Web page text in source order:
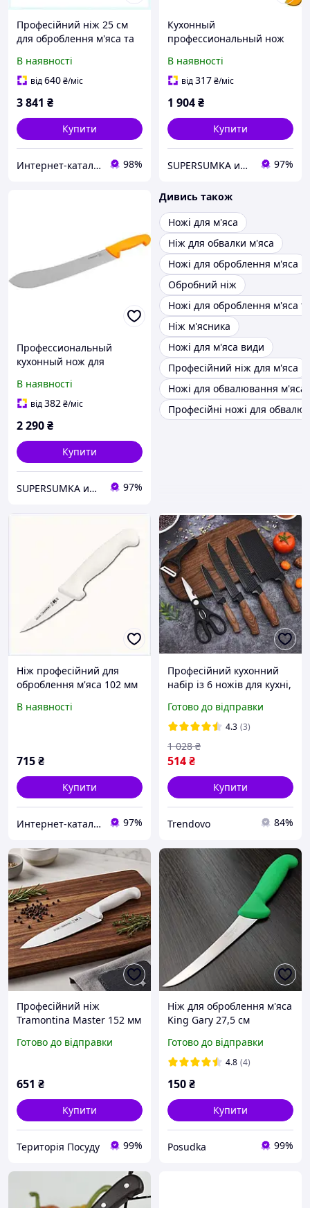
Професійний ніж 25 см
для оброблення м'яса та
12HM53436M
В наявності
від640₴/міс
3 841 ₴
Купити
Интерн​ет-кат​а​л​ог ск​​и​до​к "GALANTI" 98%
Кухонный
профессиональный нож
Wenger Swibo 2 36 25
желтый
В наявності
від317₴/міс
1 904₴
Купити
SUPERSUMKA интернет магазин 97%
Профессиональный
кухонный нож для
Swibo 2 36 31 желтый
В наявності
від382₴/міс
2 290₴
Купити
SUPERSUMKA интернет магазин 97%
Дивись також
Ножі для м'яса
Ніж для обвалки м'яса
Ножі для оброблення м'яса
Обробний ніж
Ножі для оброблення м'яса та
Ніж м'ясника
Ножі для м'яса види
Професійний ніж для м'яса
Ножі для обвалювання м'яса
Професійні ножі для
Ніж професійний для
оброблення м'яса 102 мм
В наявності
715₴
Купити
Интернет-кат​алог с​ки​​д​​​ок "ElenaShop" 97%
Професійний кухонний
набір із 6 ножів для кухні,
для оброблення м'яса в
кейсі, Комп
Готово до відправки
4.3 (3)
514₴
1 028 ₴
Купити
Trendovo 84%
Професійний ніж
Tramontina Master 152 мм
м яса 24620/186
Готово до відправки
651 ₴
Купити
Територія Посуду 99%
Ніж для оброблення м'яса
King Gary 27,5 см
Готово до відправки
4.8 (4)
150₴
Купити
Posudka 99%